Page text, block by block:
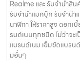
Realme และ รับจำนำสิน
รับจำนำแมคบุ๊ค รับจำนำ
นาฬิกา ให้ราคาสูง ดอกเ
รนด์เนมทุกชนิด ไม่ว่าจะ
แบรนด์เนม เข็มขัดแบรน
มอื่นๆ